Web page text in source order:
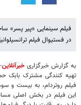
فیلم سینمایی «پیر پسر»
در فستیوال فیلم
به گزارش خبرگزاریخبرآنلاین
تهیه کنندگی مشترک بابک
فیلم روتردام، به بیست و
این فیلم در بخش اصلی